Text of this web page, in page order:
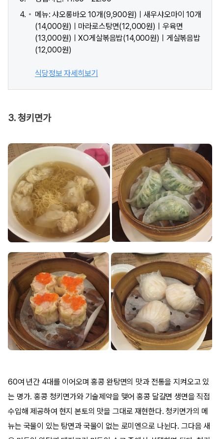
메뉴: 샤오롱바오 10개(9,900원)ㅣ새우샤오마이 10개
(14,000원)ㅣ마라로스탕면(12,000원)ㅣ우육면
(13,000원)ㅣXO게살볶음밥(14,000원)ㅣ게살볶음밥
(12,000원)
식당정보 자세히보기
3. 청키면가
60여 년간 4대를 이어오며 홍콩 완탕면의 맛과 전통을 지켜오고 있
는 명가. 홍콩 청키면가와 기술제약을 맺어 홍콩 달걀면 생면을 직접
수입해 제공하여 현지 본토의 맛을 그대로 재현한다. 청키면가의 메
뉴는 국물이 있는 탕면과 국물이 없는 로미엔으로 나뉜다. 그다음 새